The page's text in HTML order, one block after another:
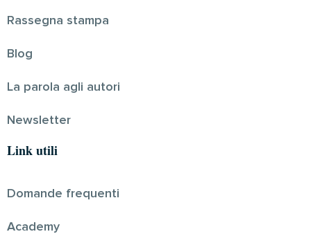
Rassegna stampa
Blog
La parola agli autori
Newsletter
Link utili
Domande frequenti
Academy